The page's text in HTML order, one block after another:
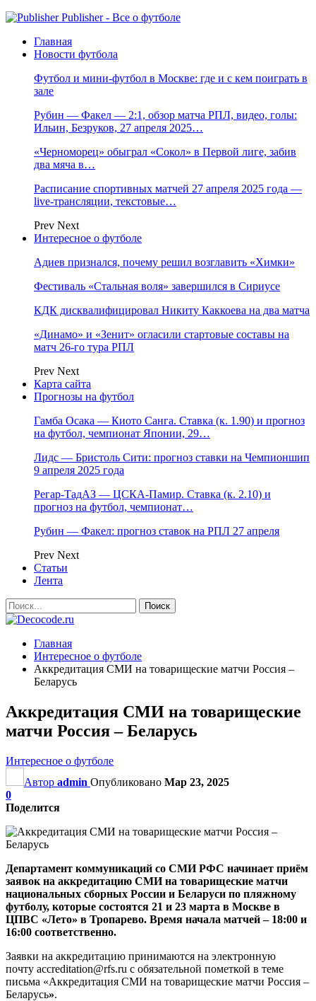
Publisher - Все о футболе
Главная
Новости футбола
Футбол и мини-футбол в Москве: где и с кем поиграть в
зале
Рубин — Факел — 2:1, обзор матча РПЛ, видео, голы:
Ильин, Безруков, 27 апреля 2025…
«Черноморец» обыграл «Сокол» в Первой лиге, забив
два мяча в…
Расписание спортивных матчей 27 апреля 2025 года —
live-трансляции, текстовые…
Prev Next
Интересное о футболе
Адиев признался, почему решил возглавить «Химки»
Фестиваль «Стальная воля» завершился в Сириусе
КДК дисквалифицировал Никиту Каккоева на два матча
«Динамо» и «Зенит» огласили стартовые составы на
матч 26-го тура РПЛ
Prev Next
Карта сайта
Прогнозы на футбол
Гамба Осака — Киото Санга. Ставка (к. 1.90) и прогноз
на футбол, чемпионат Японии, 29…
Лидс — Бристоль Сити: прогноз ставки на Чемпионшип
9 апреля 2025 года
Регар-ТадАЗ — ЦСКА-Памир. Ставка (к. 2.10) и
прогноз на футбол, чемпионат…
Рубин — Факел: прогноз ставок на РПЛ 27 апреля
Prev Next
Статьи
Лента
Главная
Интересное о футболе
Аккредитация СМИ на товарищеские матчи Россия –
Беларусь
Аккредитация СМИ на товарищеские
матчи Россия – Беларусь
Интересное о футболе
Автор admin Опубликовано Мар 23, 2025
0
Поделится
Департамент коммуникаций со СМИ РФС начинает приём
заявок на аккредитацию СМИ на товарищеские матчи
национальных сборных России и Беларуси по пляжному
футболу, которые состоятся 21 и 23 марта в Москве в
ЦПВС «Лето» в Тропарево. Время начала матчей – 18:00 и
16:00 соответственно.
Заявки на аккредитацию принимаются на электронную
почту accreditation@rfs.ru с обязательной пометкой в теме
письма «Аккредитация СМИ на товарищеские матчи Россия –
Беларусь».